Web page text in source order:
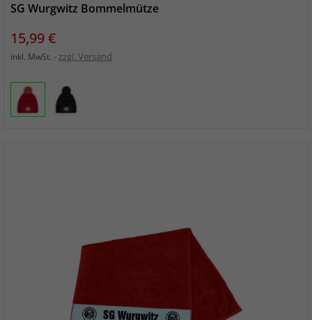
SG Wurgwitz Bommelmütze
Preis
15,99 €
inkl. MwSt. zzgl. Versand